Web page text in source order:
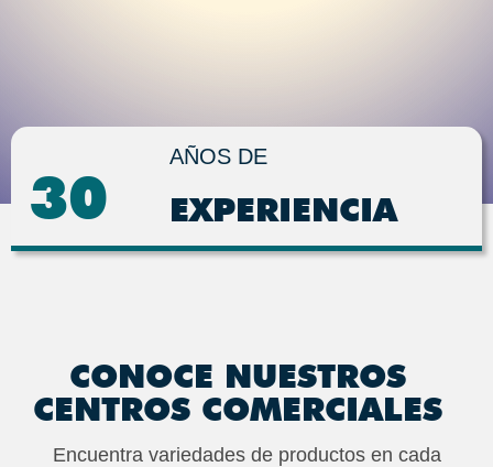
30
AÑOS DE
EXPERIENCIA
CONOCE NUESTROS
CENTROS COMERCIALES
Encuentra variedades de productos en cada